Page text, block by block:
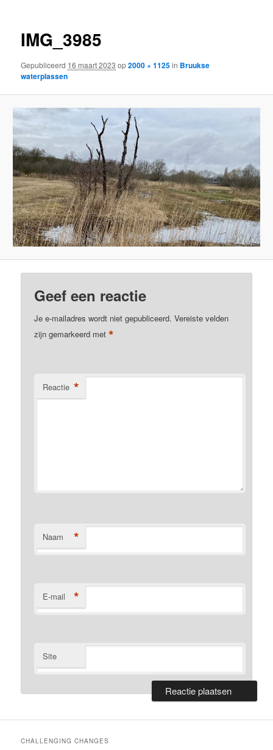
IMG_3985
Gepubliceerd 16 maart 2023 op2000 × 1125in Bruukse
waterplassen
Geef een reactie
Je e-mailadres wordt niet gepubliceerd. Vereiste velden
zijn gemarkeerd met*
Reactie *
Naam *
E-mail *
Site
CHALLENGING CHANGES